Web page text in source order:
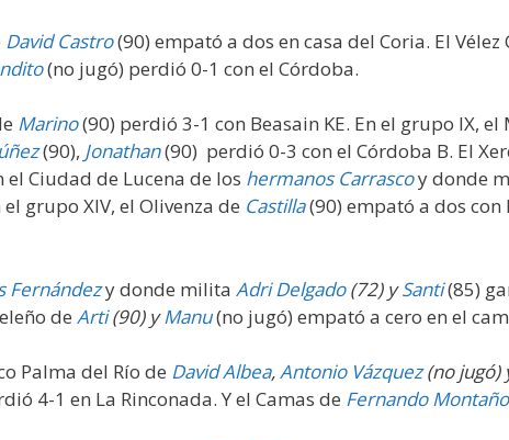
David Castro(90) empató a dos en casa del Coria. El Vélez
(no jugó) perdió 0-1 con el Córdoba.
Marino(90) perdió 3-1 con Beasain KE. En el grupo IX,
(90), Jonathan(90) perdió 0-3 con el Córdoba B. El
Ciudad de Lucena de los hermanos Carrascoy donde
grupo XIV, el Olivenza de Castilla(90) empató a dos con
Fernándezy donde milita Adri Delgado(72) ySanti(85)
de Arti(90) yManu(no jugó) empató a cero en el
Palma del Río de David Albea,Antonio Vázquez(no jugó)
4-1 en La Rinconada. Y el Camas de Fernando Montaño